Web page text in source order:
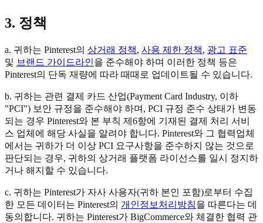
3. 정책
a. 귀하는 Pinterest의 상거래 정책, 사용 제한 정책, 광고 표준
및 브랜드 가이드라인을 준수해야 하며 이러한 정책 등은
Pinterest의 단독 재량에 따라 때때로 업데이트될 수 있습니다.
b. 귀하는 관련 결제 카드 산업(Payment Card Industry, 이하
"PCI") 보안 규정을 준수해야 하며, PCI 규정 준수 상태가 변동
되는 경우 Pinterest와 본 부칙 제6항에 기재된 결제 처리 서비
스 업체에 해당 사실을 알려야 합니다. Pinterest와 그 협력업체
에서는 귀하가 더 이상 PCI 요구사항을 준수하지 않는 것으로
판단되는 경우, 귀하의 상거래 플랫폼 라이선스를 일시 정지하
거나 해지할 수 있습니다.
c. 귀하는 Pinterest가 자사 사용자(귀하 본인 포함)로부터 수집
한 모든 데이터는 Pinterest의 개인정보처리방침을 따른다는 데
동의합니다. 귀하는 Pinterest가 BigCommerce와 체결한 협력 관